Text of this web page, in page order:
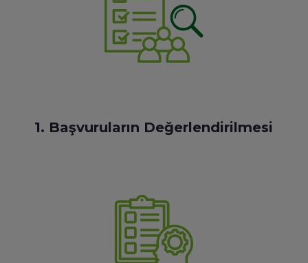
1. Başvuruların Değerlendirilmesi